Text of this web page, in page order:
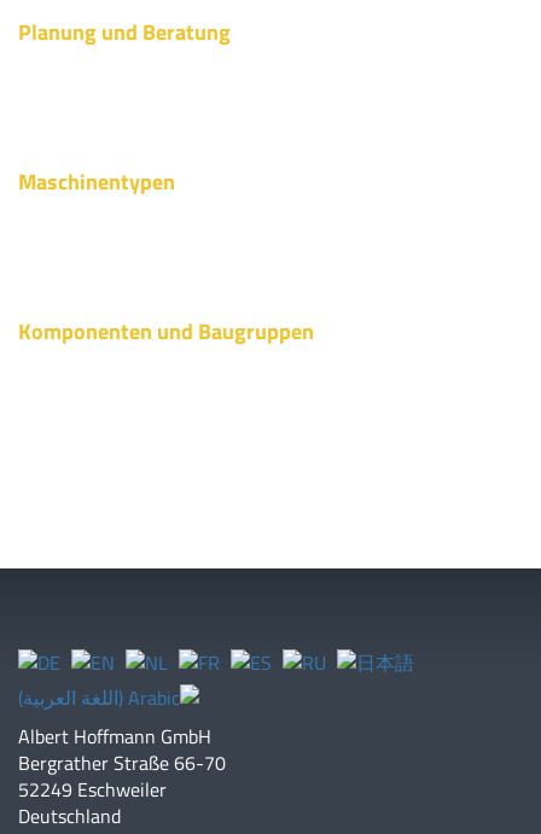
Planung und Beratung
Maschinentypen
Komponenten und Baugruppen
Albert Hoffmann GmbH
Bergrather Straße 66-70
52249 Eschweiler
Deutschland